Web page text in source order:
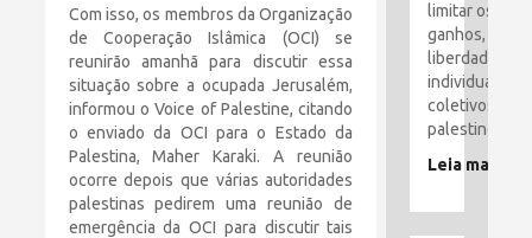
Com isso, os membros da Organização
de Cooperação Islâmica (OCI) se
reunirão amanhã para discutir essa
situação sobre a ocupada Jerusalém,
informou o Voice of Palestine, citando
o enviado da OCI para o Estado da
Palestina, Maher Karaki. A reunião
ocorre depois que várias autoridades
palestinas pedirem uma reunião de
emergência da OCI para discutir tais
limitar os
ganhos,
liberdades
individuais e
coletivos dos
palestinos.
Leia mais